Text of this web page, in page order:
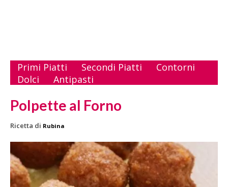
Primi Piatti Secondi Piatti
Contorni
Dolci
Antipasti
Polpette al Forno
Ricetta di Rubina